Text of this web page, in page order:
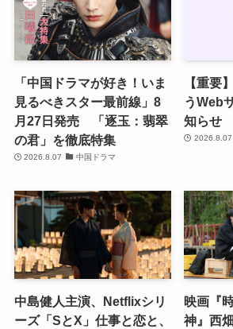
「中国ドラマが好き！いま
見るべきスター最前線」8
月27日発売 「逐玉：翡翠
の君」を徹底特集
2026.8.07 中国ドラマ
【重要
うWeb
知らせ
2026.8.07
中島健人主演、Netflixシリ
ーズ「SとX」仕事と恋と、
映画『
神』西